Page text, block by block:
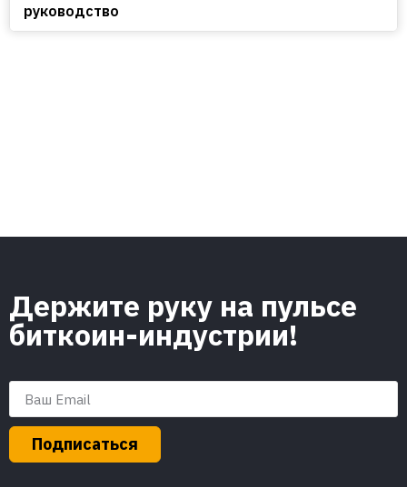
руководство
Держите руку на пульсе
биткоин-индустрии!
Подписаться